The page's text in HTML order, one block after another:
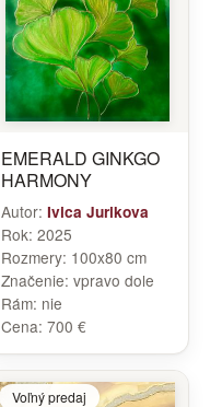
EMERALD GINKGO
HARMONY
Autor: Ivica Jurikova
Rok: 2025
Rozmery: 100x80 cm
Značenie: vpravo dole
Rám: nie
Cena: 700 €
Voľný predaj